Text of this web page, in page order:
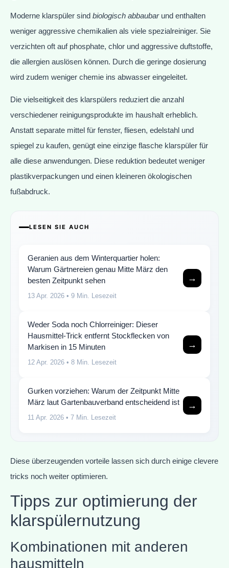
Moderne klarspüler sind biologisch abbaubarund enthalten
weniger aggressive chemikalien als viele spezialreiniger. Sie
verzichten oft auf phosphate, chlor und aggressive duftstoffe,
die allergien auslösen können. Durch die geringe dosierung
wird zudem weniger chemie ins abwasser eingeleitet.
Die vielseitigkeit des klarspülers reduziert die anzahl
verschiedener reinigungsprodukte im haushalt erheblich.
Anstatt separate mittel für fenster, fliesen, edelstahl und
spiegel zu kaufen, genügt eine einzige flasche klarspüler für
alle diese anwendungen. Diese reduktion bedeutet weniger
plastikverpackungen und einen kleineren ökologischen
fußabdruck.
LESEN SIE AUCH
Geranien aus dem Winterquartier holen:
Warum Gärtnereien genau Mitte März den
besten Zeitpunkt sehen
13 Apr. 2026 • 9 Min. Lesezeit
→
Weder Soda noch Chlorreiniger: Dieser
Hausmittel-Trick entfernt Stockflecken von
Markisen in 15 Minuten
12 Apr. 2026 • 8 Min. Lesezeit
→
Gurken vorziehen: Warum der Zeitpunkt Mitte
März laut Gartenbauverband entscheidend ist
11 Apr. 2026 • 7 Min. Lesezeit
→
Diese überzeugenden vorteile lassen sich durch einige clevere
tricks noch weiter optimieren.
Tipps zur optimierung der
klarspülernutzung
Kombinationen mit anderen
hausmitteln